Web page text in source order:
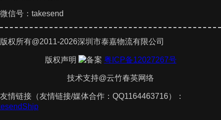
微信号：takesend
版权所有@2011-2026深圳市泰嘉物流有限公司
版权声明 粤ICP备12027267号
技术支持@云竹春英网络
友情链接（友情链接/媒体合作：QQ1164463716）：